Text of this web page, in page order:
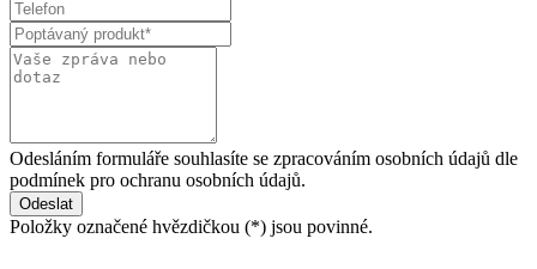
Odesláním formuláře souhlasíte se zpracováním osobních údajů dle
podmínek pro ochranu osobních údajů.
Položky označené hvězdičkou (*) jsou povinné.